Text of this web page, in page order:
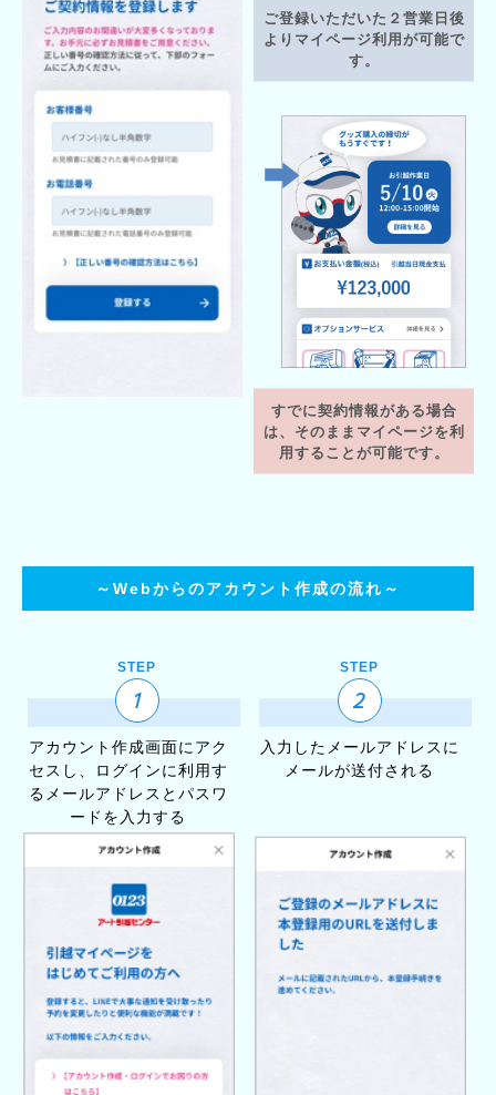
ご登録いただいた ２営業日後
より マイページ利用が可能で
す。
すでに契約情報がある場合
は、 そのままマイページを利
用することが可能です。
～Webからのアカウント作成の流れ～
STEP
1
アカウント作成画面にアク
セスし、
ログインに利用す
るメールアドレスとパスワ
ードを入力する
STEP
2
入力したメールアドレスに
メールが送付される